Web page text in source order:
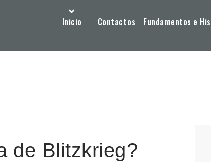
Inicio Contactos Fundamentos e
de Blitzkrieg?